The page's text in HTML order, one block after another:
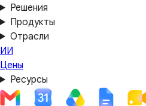
Решения
Продукты
Отрасли
ИИ
Цены
Ресурсы